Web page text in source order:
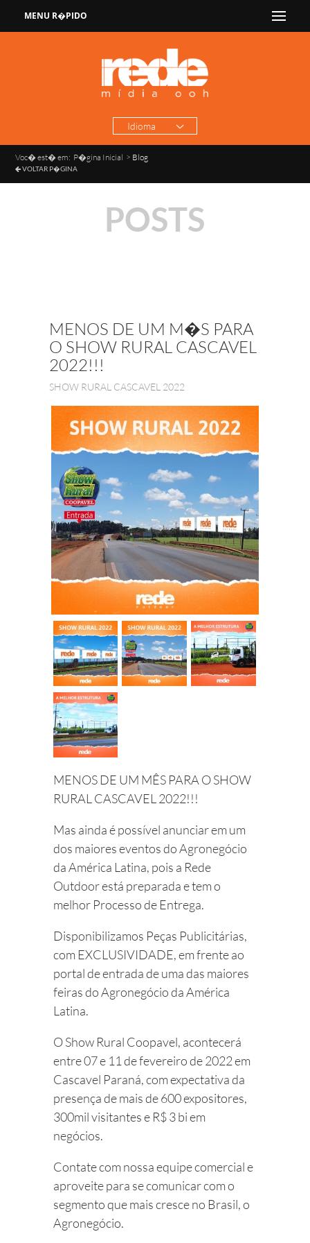
MENU R�PIDO
Idioma
Voc� est� em: P�gina Inicial > Blog
VOLTAR P�GINA
POSTS
MENOS DE UM M�S PARA
O SHOW RURAL CASCAVEL
2022!!!
SHOW RURAL CASCAVEL 2022
MENOS DE UM MÊS PARA O SHOW
RURAL CASCAVEL 2022!!!
Mas ainda é possível anunciar em um
dos maiores eventos do Agronegócio
da América Latina, pois a Rede
Outdoor está preparada e tem o
melhor Processo de Entrega.
Disponibilizamos Peças Publicitárias,
com EXCLUSIVIDADE, em frente ao
portal de entrada de uma das maiores
feiras do Agronegócio da América
Latina.
O Show Rural Coopavel, acontecerá
entre 07 e 11 de fevereiro de 2022 em
Cascavel Paraná, com expectativa da
presença de mais de 600 expositores,
300mil visitantes e R$ 3 bi em
negócios.
Contate com nossa equipe comercial e
aproveite para se comunicar com o
segmento que mais cresce no Brasil, o
Agronegócio.